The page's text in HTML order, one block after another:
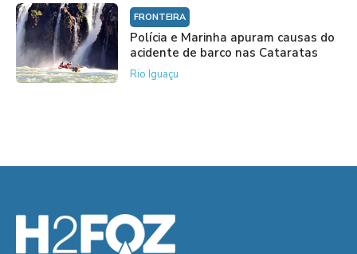
FRONTEIRA
Polícia e Marinha apuram causas do
acidente de barco nas Cataratas
Rio Iguaçu